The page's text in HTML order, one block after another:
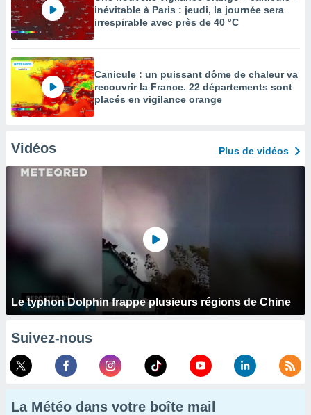
inévitable à Paris : jeudi, la journée sera
irrespirable avec près de 40 °C
Canicule : un puissant dôme de chaleur va
recouvrir la France. 22 départements sont
placés en vigilance orange
Vidéos Plus de vidéos
Le typhon Dolphin frappe plusieurs régions de Chine
Suivez-nous
La Météo dans votre boîte mail